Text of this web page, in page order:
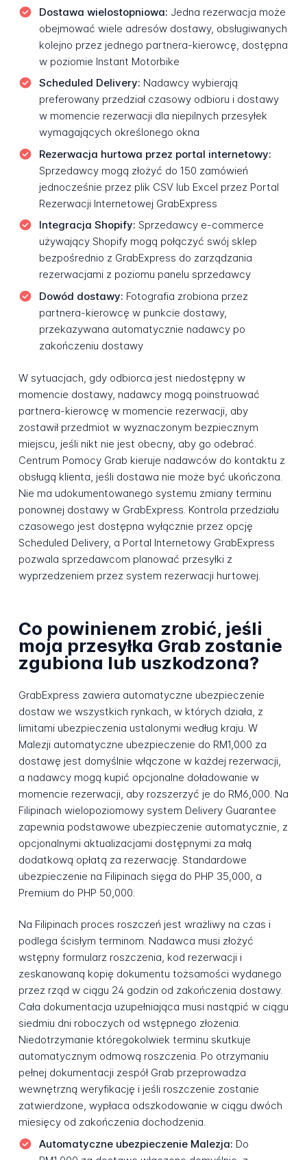
Dostawa wielostopniowa: Jedna rezerwacja może
obejmować wiele adresów dostawy, obsługiwanych
kolejno przez jednego partnera-kierowcę, dostępna
w poziomie Instant Motorbike
Scheduled Delivery: Nadawcy wybierają
preferowany przedział czasowy odbioru i dostawy
w momencie rezerwacji dla niepilnych przesyłek
wymagających określonego okna
Rezerwacja hurtowa przez portal internetowy:
Sprzedawcy mogą złożyć do 150 zamówień
jednocześnie przez plik CSV lub Excel przez Portal
Rezerwacji Internetowej GrabExpress
Integracja Shopify: Sprzedawcy e-commerce
używający Shopify mogą połączyć swój sklep
bezpośrednio z GrabExpress do zarządzania
rezerwacjami z poziomu panelu sprzedawcy
Dowód dostawy: Fotografia zrobiona przez
partnera-kierowcę w punkcie dostawy,
przekazywana automatycznie nadawcy po
zakończeniu dostawy
W sytuacjach, gdy odbiorca jest niedostępny w
momencie dostawy, nadawcy mogą poinstruować
partnera-kierowcę w momencie rezerwacji, aby
zostawił przedmiot w wyznaczonym bezpiecznym
miejscu, jeśli nikt nie jest obecny, aby go odebrać.
Centrum Pomocy Grab kieruje nadawców do kontaktu z
obsługą klienta, jeśli dostawa nie może być ukończona.
Nie ma udokumentowanego systemu zmiany terminu
ponownej dostawy w GrabExpress. Kontrola przedziału
czasowego jest dostępna wyłącznie przez opcję
Scheduled Delivery, a Portal Internetowy GrabExpress
pozwala sprzedawcom planować przesyłki z
wyprzedzeniem przez system rezerwacji hurtowej.
Co powinienem zrobić, jeśli
moja przesyłka Grab zostanie
zgubiona lub uszkodzona?
GrabExpress zawiera automatyczne ubezpieczenie
dostaw we wszystkich rynkach, w których działa, z
limitami ubezpieczenia ustalonymi według kraju. W
Malezji automatyczne ubezpieczenie do RM1,000 za
dostawę jest domyślnie włączone w każdej rezerwacji,
a nadawcy mogą kupić opcjonalne doładowanie w
momencie rezerwacji, aby rozszerzyć je do RM6,000. Na
Filipinach wielopoziomowy system Delivery Guarantee
zapewnia podstawowe ubezpieczenie automatycznie, z
opcjonalnymi aktualizacjami dostępnymi za małą
dodatkową opłatą za rezerwację. Standardowe
ubezpieczenie na Filipinach sięga do PHP 35,000, a
Premium do PHP 50,000.
Na Filipinach proces roszczeń jest wrażliwy na czas i
podlega ścisłym terminom. Nadawca musi złożyć
wstępny formularz roszczenia, kod rezerwacji i
zeskanowaną kopię dokumentu tożsamości wydanego
przez rząd w ciągu 24 godzin od zakończenia dostawy.
Cała dokumentacja uzupełniająca musi nastąpić w ciągu
siedmiu dni roboczych od wstępnego złożenia.
Niedotrzymanie któregokolwiek terminu skutkuje
automatycznym odmową roszczenia. Po otrzymaniu
pełnej dokumentacji zespół Grab przeprowadza
wewnętrzną weryfikację i jeśli roszczenie zostanie
zatwierdzone, wypłaca odszkodowanie w ciągu dwóch
miesięcy od zakończenia dochodzenia.
Automatyczne ubezpieczenie Malezja: Do